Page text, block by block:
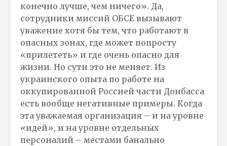
конечно лучше, чем ничего». Да,
сотрудники миссий ОБСЕ вызывают
уважение хотя бы тем, что работают в
опасных зонах, где может попросту
«прилететь» и где очень опасно для
жизни. Но сути это не меняет. Из
украинского опыта по работе на
оккупированной Россией части Донбасса
есть вообще негативные примеры. Когда
эта уважаемая организация – и на уровне
«идей», и на уровне отдельных
персоналий – местами банально